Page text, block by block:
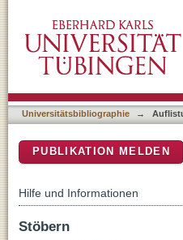
Universitätsbibliographie →
PUBLIKATION MELDEN
Hilfe und Informationen
Stöbern